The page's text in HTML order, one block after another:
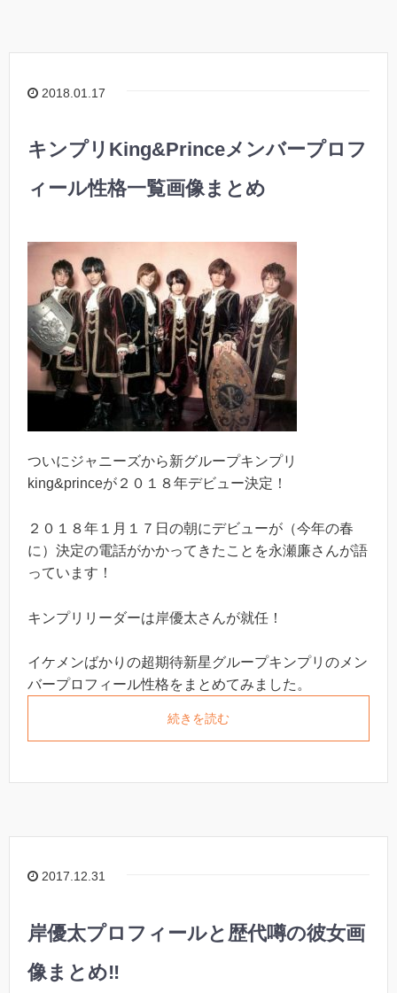
2018.01.17
キンプリKing&Princeメンバープロフ
ィール性格一覧画像まとめ
ついにジャニーズから新グループキンプリ
king&princeが２０１８年デビュー決定！
２０１８年１月１７日の朝にデビューが（今年の春
に）決定の電話がかかってきたことを永瀬廉さんが語
っています！
キンプリリーダーは岸優太さんが就任！
イケメンばかりの超期待新星グループキンプリのメン
バープロフィール性格をまとめてみました。
続きを読む
2017.12.31
岸優太プロフィールと歴代噂の彼女画
像まとめ‼︎